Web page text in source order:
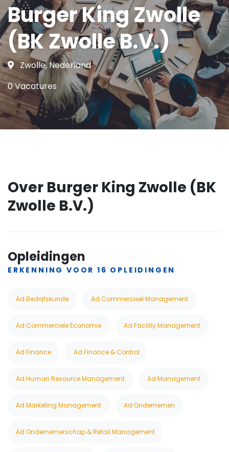
Burger King Zwolle
(BK Zwolle B.V.)
Zwolle, Nederland
0 Vacatures
Over Burger King Zwolle (BK
Zwolle B.V.)
Opleidingen
ERKENNING VOOR 16 OPLEIDINGEN
Ad Bedrijfskunde Ad Commercieel Management
Ad Commerciele Economie Ad Facility Management
Ad Finance Ad Finance & Control
Ad Human Resource Management Ad Management
Ad Marketing Management Ad Ondernemen
Ad Ondernemerschap & Retail Management